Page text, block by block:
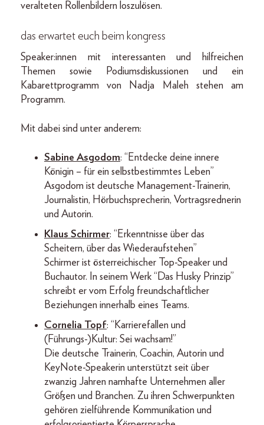
veralteten Rollenbildern loszulösen.
das erwartet euch beim kongress
Speaker:innen mit interessanten und hilfreichen
Themen sowie Podiumsdiskussionen und ein
Kabarettprogramm von Nadja Maleh stehen am
Programm.
Mit dabei sind unter anderem:
Sabine Asgodom: “Entdecke deine innere
Königin – für ein selbstbestimmtes Leben”
Asgodom ist deutsche Management-Trainerin,
Journalistin, Hörbuchsprecherin, Vortragsrednerin
und Autorin.
Klaus Schirmer: “Erkenntnisse über das
Scheitern, über das Wiederaufstehen”
Schirmer ist österreichischer Top-Speaker und
Buchautor. In seinem Werk “Das Husky Prinzip”
schreibt er vom Erfolg freundschaftlicher
Beziehungen innerhalb eines Teams.
Cornelia Topf: “Karrierefallen und
(Führungs-)Kultur: Sei wachsam!”
Die deutsche Trainerin, Coachin, Autorin und
KeyNote-Speakerin unterstützt seit über
zwanzig Jahren namhafte Unternehmen aller
Größen und Branchen. Zu ihren Schwerpunkten
gehören zielführende Kommunikation und